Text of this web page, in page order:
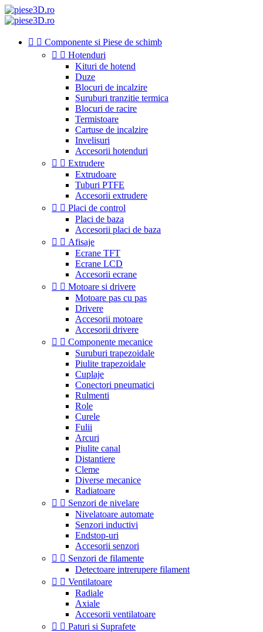
  Componente si Piese de schimb
  Hotenduri
Kituri de hotend
Duze
Blocuri de incalzire
Suruburi tranzitie termica
Blocuri de racire
Termistoare
Cartuse de incalzire
Invelisuri
Accesorii hotenduri
  Extrudere
Extrudoare
Tuburi PTFE
Accesorii extrudere
  Placi de control
Placi de baza
Accesorii placi de baza
  Afisaje
Ecrane TFT
Ecrane LCD
Accesorii ecrane
  Motoare si drivere
Motoare pas cu pas
Drivere
Accesorii motoare
Accesorii drivere
  Componente mecanice
Suruburi trapezoidale
Piulite trapezoidale
Cuplaje
Conectori pneumatici
Rulmenti
Role
Curele
Fulii
Arcuri
Piulite canal
Distantiere
Cleme
Diverse mecanice
Radiatoare
  Senzori de nivelare
Nivelatoare automate
Senzori inductivi
Endstop-uri
Accesorii senzori
  Senzori de filamente
Detectoare intrerupere filament
  Ventilatoare
Radiale
Axiale
Accesorii ventilatoare
  Paturi si Suprafete